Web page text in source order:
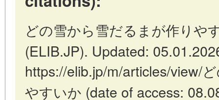
どの雪から雪だるまが作りや
(ELIB.JP). Updated:
https://elib.jp/m/articles/view/
やすいか (date of access: